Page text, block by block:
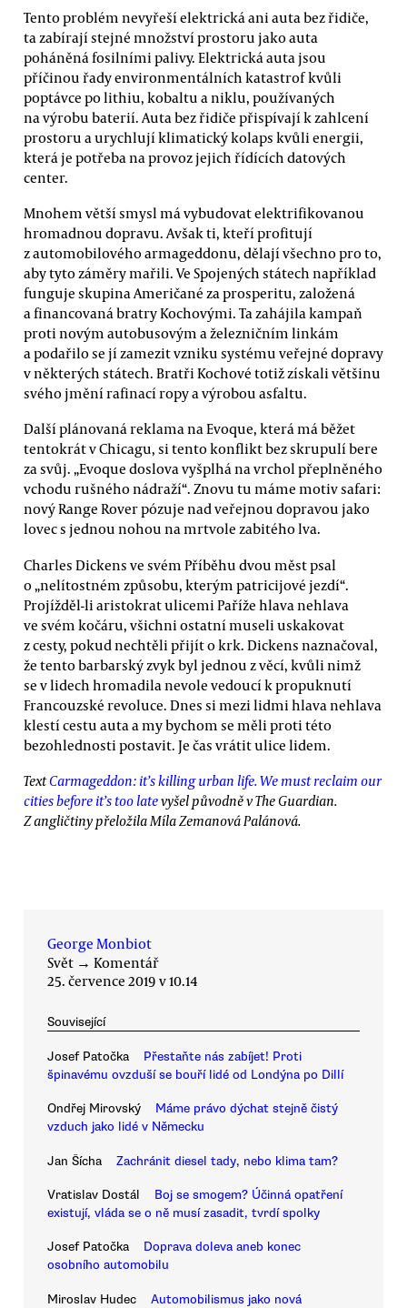
Tento problém nevyřeší elektrická ani auta bez řidiče,
ta zabírají stejné množství prostoru jako auta
poháněná fosilními palivy. Elektrická auta jsou
příčinou řady environmentálních katastrof kvůli
poptávce po lithiu, kobaltu a niklu, používaných
na výrobu baterií. Auta bez řidiče přispívají k zahlcení
prostoru a urychlují klimatický kolaps kvůli energii,
která je potřeba na provoz jejich řídících datových
center.
Mnohem větší smysl má vybudovat elektrifikovanou
hromadnou dopravu. Avšak ti, kteří profitují
z automobilového armageddonu, dělají všechno pro to,
aby tyto záměry mařili. Ve Spojených státech například
funguje skupina Američané za prosperitu, založená
a financovaná bratry Kochovými. Ta zahájila kampaň
proti novým autobusovým a železničním linkám
a podařilo se jí zamezit vzniku systému veřejné dopravy
v některých státech. Bratři Kochové totiž získali většinu
svého jmění rafinací ropy a výrobou asfaltu.
Další plánovaná reklama na Evoque, která má běžet
tentokrát v Chicagu, si tento konflikt bez skrupulí bere
za svůj. „Evoque doslova vyšplhá na vrchol přeplněného
vchodu rušného nádraží“. Znovu tu máme motiv safari:
nový Range Rover pózuje nad veřejnou dopravou jako
lovec s jednou nohou na mrtvole zabitého lva.
Charles Dickens ve svém Příběhu dvou měst psal
o „nelítostném způsobu, kterým patricijové jezdí“.
Projížděl-li aristokrat ulicemi Paříže hlava nehlava
ve svém kočáru, všichni ostatní museli uskakovat
z cesty, pokud nechtěli přijít o krk. Dickens naznačoval,
že tento barbarský zvyk byl jednou z věcí, kvůli nimž
se v lidech hromadila nevole vedoucí k propuknutí
Francouzské revoluce. Dnes si mezi lidmi hlava nehlava
klestí cestu auta a my bychom se měli proti této
bezohlednosti postavit. Je čas vrátit ulice lidem.
TextCarmageddon: it’s killing urban life. We must reclaim our
cities before it’s too latevyšel původně v The Guardian.
Z angličtiny přeložila Míla Zemanová Palánová.
George Monbiot
Svět → Komentář
25. července 2019 v 10.14
Související
Josef Patočka
Přestaňte nás zabíjet! Proti
špinavému ovzduší se bouří lidé od Londýna po Dillí
Ondřej Mirovský
Máme právo dýchat stejně čistý
vzduch jako lidé v Německu
Jan Šícha Zachránit diesel tady, nebo klima tam?
Vratislav Dostál
Boj se smogem? Účinná opatření
existují, vláda se o ně musí zasadit, tvrdí spolky
Josef Patočka
Doprava doleva aneb konec
osobního automobilu
Miroslav Hudec
Automobilismus jako nová